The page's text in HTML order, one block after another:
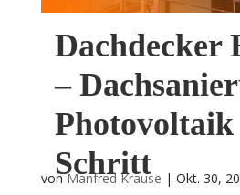
Dachdecker
–
Photovoltaik
Schritt
vonManfred Krause | Okt. 30,